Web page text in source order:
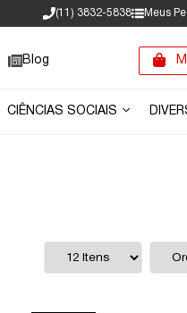
(11) 3832-5838 Meus
Blog
CIÊNCIAS SOCIAIS